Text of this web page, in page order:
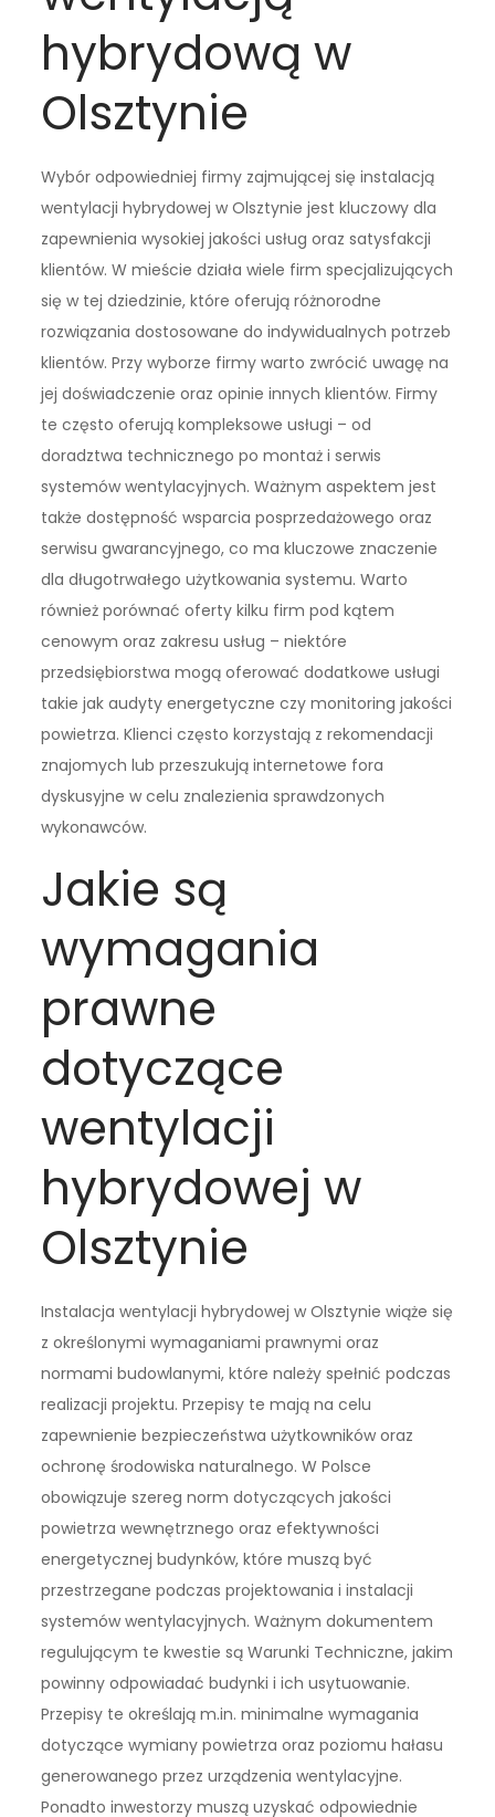
hybrydową w
Olsztynie
Wybór odpowiedniej firmy zajmującej się instalacją
wentylacji hybrydowej w Olsztynie jest kluczowy dla
zapewnienia wysokiej jakości usług oraz satysfakcji
klientów. W mieście działa wiele firm specjalizujących
się w tej dziedzinie, które oferują różnorodne
rozwiązania dostosowane do indywidualnych potrzeb
klientów. Przy wyborze firmy warto zwrócić uwagę na
jej doświadczenie oraz opinie innych klientów. Firmy
te często oferują kompleksowe usługi – od
doradztwa technicznego po montaż i serwis
systemów wentylacyjnych. Ważnym aspektem jest
także dostępność wsparcia posprzedażowego oraz
serwisu gwarancyjnego, co ma kluczowe znaczenie
dla długotrwałego użytkowania systemu. Warto
również porównać oferty kilku firm pod kątem
cenowym oraz zakresu usług – niektóre
przedsiębiorstwa mogą oferować dodatkowe usługi
takie jak audyty energetyczne czy monitoring jakości
powietrza. Klienci często korzystają z rekomendacji
znajomych lub przeszukują internetowe fora
dyskusyjne w celu znalezienia sprawdzonych
wykonawców.
Jakie są
wymagania
prawne
dotyczące
wentylacji
hybrydowej w
Olsztynie
Instalacja wentylacji hybrydowej w Olsztynie wiąże się
z określonymi wymaganiami prawnymi oraz
normami budowlanymi, które należy spełnić podczas
realizacji projektu. Przepisy te mają na celu
zapewnienie bezpieczeństwa użytkowników oraz
ochronę środowiska naturalnego. W Polsce
obowiązuje szereg norm dotyczących jakości
powietrza wewnętrznego oraz efektywności
energetycznej budynków, które muszą być
przestrzegane podczas projektowania i instalacji
systemów wentylacyjnych. Ważnym dokumentem
regulującym te kwestie są Warunki Techniczne, jakim
powinny odpowiadać budynki i ich usytuowanie.
Przepisy te określają m.in. minimalne wymagania
dotyczące wymiany powietrza oraz poziomu hałasu
generowanego przez urządzenia wentylacyjne.
Ponadto inwestorzy muszą uzyskać odpowiednie